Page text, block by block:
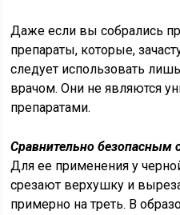
Даже если вы собрались
препараты, которые,
следует использовать
врачом. Они не являются
препаратами.
Сравнительно безопасным
Для ее применения у
срезают верхушку и
примерно на треть. В